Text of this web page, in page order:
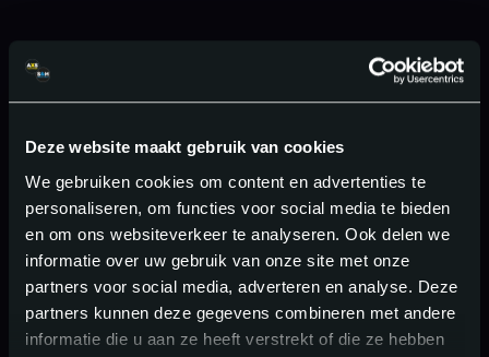
Deze website maakt gebruik van cookies
We gebruiken cookies om content en advertenties te
personaliseren, om functies voor social media te bieden
en om ons websiteverkeer te analyseren. Ook delen we
informatie over uw gebruik van onze site met onze
partners voor social media, adverteren en analyse. Deze
partners kunnen deze gegevens combineren met andere
informatie die u aan ze heeft verstrekt of die ze hebben